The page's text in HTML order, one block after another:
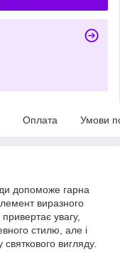
Оплата Умови
допоможе гарна
виразного
увагу,
стилю, але і
вигляду.